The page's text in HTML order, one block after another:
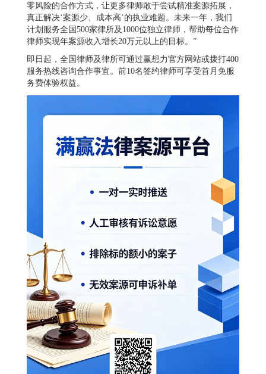
零风险的合作方式，让更多律师敢于尝试精准案源拓展，
真正解决‘案源少、成本高’的执业难题。未来一年，我们
计划服务全国500家律所及1000位独立律师，帮助每位合作
律师实现年案源收入增长20万元以上的目标。”
即日起，全国律师及律所可通过赢想力官方网站或拨打400
服务热线咨询合作事宜。前10名签约律师可享受首月免服
务费体验权益。